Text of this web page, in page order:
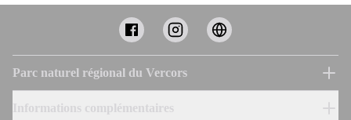
Parc naturel régional du Vercors
Informations complémentaires